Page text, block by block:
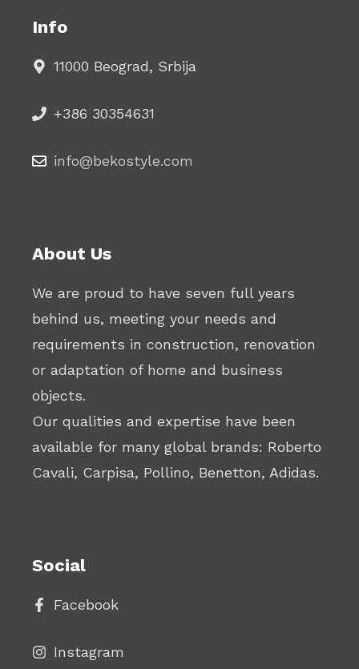
Info
11000 Beograd, Srbija
+386 30354631
info@bekostyle.com
About Us
We are proud to have seven full years
behind us, meeting your needs and
requirements in construction, renovation
or adaptation of home and business
objects.
Our qualities and expertise have been
available for many global brands: Roberto
Cavali, Carpisa, Pollino, Benetton, Adidas.
Social
Facebook
Instagram